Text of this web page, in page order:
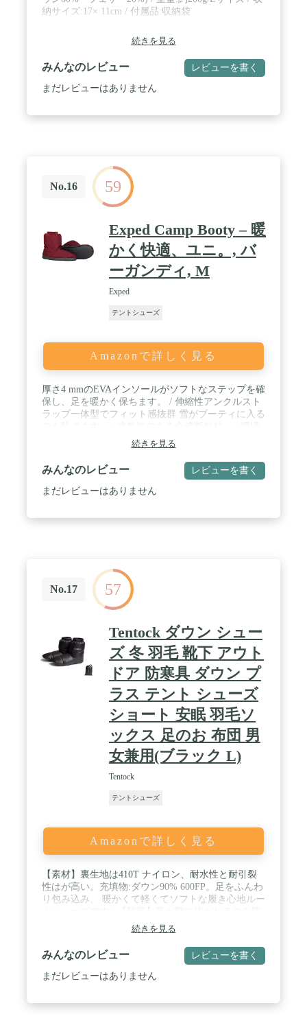
納サイズ:17× 11cm / 付属品:収納袋
続きを見る
みんなのレビュー レビューを書く
まだレビューはありません
No.16 59
Exped Camp Booty – 暖
かく快適、ユニ。, バ
ーガンディ, M
Exped
テントシューズ
Amazonで詳しく見る
厚さ4 mmのEVAインソールがソフトなステップを確
保し、足を暖かく保ちます。 / 伸縮性アンクルスト
ラップ一体型でフィット感抜群 雪がブーティに入る
にやさしいTPUを使用した、耐久性のあるハイグリ
ップアウターソール / 100%リサイクル素材。
続きを見る
みんなのレビュー レビューを書く
まだレビューはありません
No.17 57
Tentock ダウン シュー
ズ 冬 羽毛 靴下 アウト
ドア 防寒具 ダウン プ
ラス テント シューズ
ショート 安眠 羽毛ソ
ックス 足のお 布団 男
女兼用(ブラック L)
Tentock
テントシューズ
Amazonで詳しく見る
【素材】裏生地は410T ナイロン、耐水性と耐引裂
性はが高い。充填物:ダウン90% 600FP。足をふんわ
り包み込み、 暖かくて軽くてソフトな履き心地ルー
ぎ、靴の保温性を高めるために、靴の口に弾性バン
ドを設計する。 秋冬の季節には 室内やキャンプ用
テントに適しており、いつも足元を温めます / 【防
水・暖かい】防水ナイロンを採用するので、防水性
も抜群。水洗いも可能です / 【サイズ】2つサイ
続きを見る
みんなのレビュー レビューを書く
まだレビューはありません